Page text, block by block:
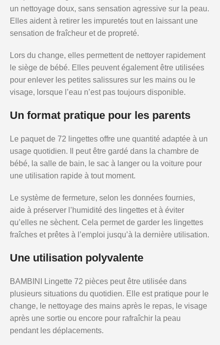
un nettoyage doux, sans sensation agressive sur la peau.
Elles aident à retirer les impuretés tout en laissant une
sensation de fraîcheur et de propreté.
Lors du change, elles permettent de nettoyer rapidement
le siège de bébé. Elles peuvent également être utilisées
pour enlever les petites salissures sur les mains ou le
visage, lorsque l’eau n’est pas toujours disponible.
Un format pratique pour les parents
Le paquet de 72 lingettes offre une quantité adaptée à un
usage quotidien. Il peut être gardé dans la chambre de
bébé, la salle de bain, le sac à langer ou la voiture pour
une utilisation rapide à tout moment.
Le système de fermeture, selon les données fournies,
aide à préserver l’humidité des lingettes et à éviter
qu’elles ne sèchent. Cela permet de garder les lingettes
fraîches et prêtes à l’emploi jusqu’à la dernière utilisation.
Une utilisation polyvalente
BAMBINI Lingette 72 pièces peut être utilisée dans
plusieurs situations du quotidien. Elle est pratique pour le
change, le nettoyage des mains après le repas, le visage
après une sortie ou encore pour rafraîchir la peau
pendant les déplacements.